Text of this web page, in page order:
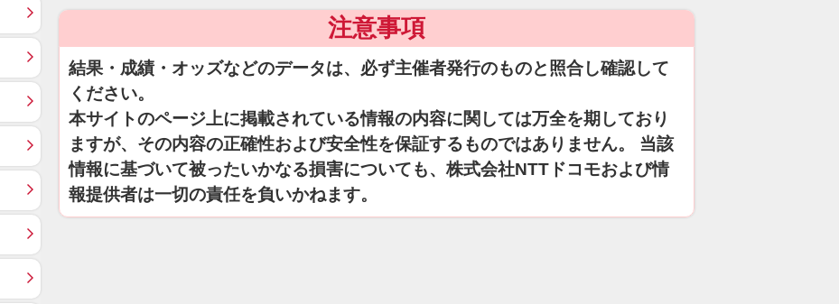
注意事項
結果・成績・オッズなどのデータは、必ず主催者発行のものと照合し確認して
ください。
本サイトのページ上に掲載されている情報の内容に関しては万全を期しており
ますが、その内容の正確性および安全性を保証するものではありません。 当該
情報に基づいて被ったいかなる損害についても、株式会社NTTドコモおよび情
報提供者は一切の責任を負いかねます。